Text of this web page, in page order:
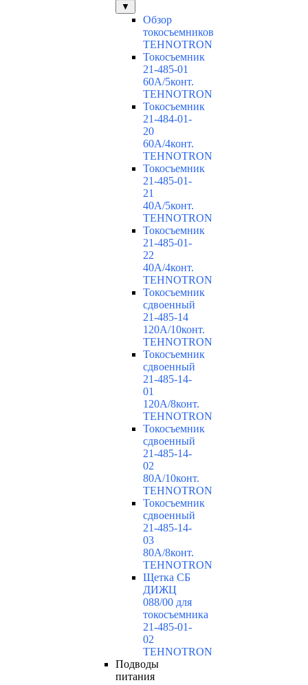
▼
Обзор
токосъемников
TEHNOTRON
Токосъемник
21-485-01
60А/5конт.
TEHNOTRON
Токосъемник
21-484-01-
20
60А/4конт.
TEHNOTRON
Токосъемник
21-485-01-
21
40А/5конт.
TEHNOTRON
Токосъемник
21-485-01-
22
40А/4конт.
TEHNOTRON
Токосъемник
сдвоенный
21-485-14
120А/10конт.
TEHNOTRON
Токосъемник
сдвоенный
21-485-14-
01
120А/8конт.
TEHNOTRON
Токосъемник
сдвоенный
21-485-14-
02
80А/10конт.
TEHNOTRON
Токосъемник
сдвоенный
21-485-14-
03
80А/8конт.
TEHNOTRON
Щетка СБ
ДИЖЦ
088/00 для
токосъемника
21-485-01-
02
TEHNOTRON
Подводы
питания